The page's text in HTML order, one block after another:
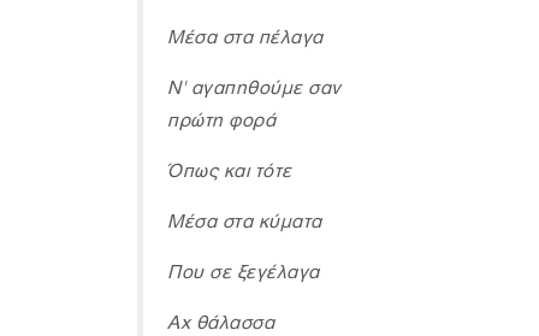
Μέσα στα πέλαγα
Ν' αγαπηθούμε σαν
πρώτη φορά
Όπως και τότε
Μέσα στα κύματα
Που σε ξεγέλαγα
Αχ θάλασσα